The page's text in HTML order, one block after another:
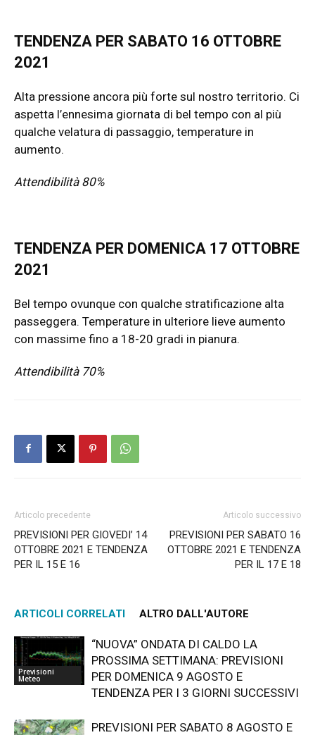
TENDENZA PER SABATO 16 OTTOBRE
2021
Alta pressione ancora più forte sul nostro territorio. Ci
aspetta l’ennesima giornata di bel tempo con al più
qualche velatura di passaggio, temperature in
aumento.
Attendibilità 80%
TENDENZA PER DOMENICA 17 OTTOBRE
2021
Bel tempo ovunque con qualche stratificazione alta
passeggera. Temperature in ulteriore lieve aumento
con massime fino a 18-20 gradi in pianura.
Attendibilità 70%
Articolo precedente
PREVISIONI PER GIOVEDI’ 14
OTTOBRE 2021 E TENDENZA
PER IL 15 E 16
Articolo successivo
PREVISIONI PER SABATO 16
OTTOBRE 2021 E TENDENZA
PER IL 17 E 18
ARTICOLI CORRELATI ALTRO DALL'AUTORE
Previsioni
Meteo
“NUOVA” ONDATA DI CALDO LA
PROSSIMA SETTIMANA: PREVISIONI
PER DOMENICA 9 AGOSTO E
TENDENZA PER I 3 GIORNI SUCCESSIVI
PREVISIONI PER SABATO 8 AGOSTO E